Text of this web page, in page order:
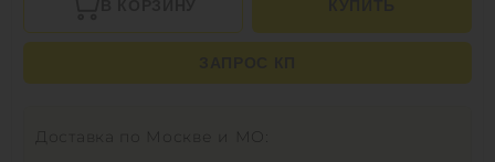
Доставка по Москве и МО: